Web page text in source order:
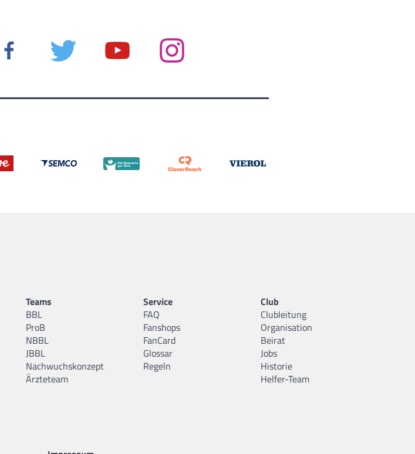
Teams
BBL
ProB
NBBL
JBBL
Nachwuchskonzept
Ärzteteam
Service
FAQ
Fanshops
FanCard
Glossar
Regeln
Club
Clubleitung
Organisation
Beirat
Jobs
Historie
Helfer-Team